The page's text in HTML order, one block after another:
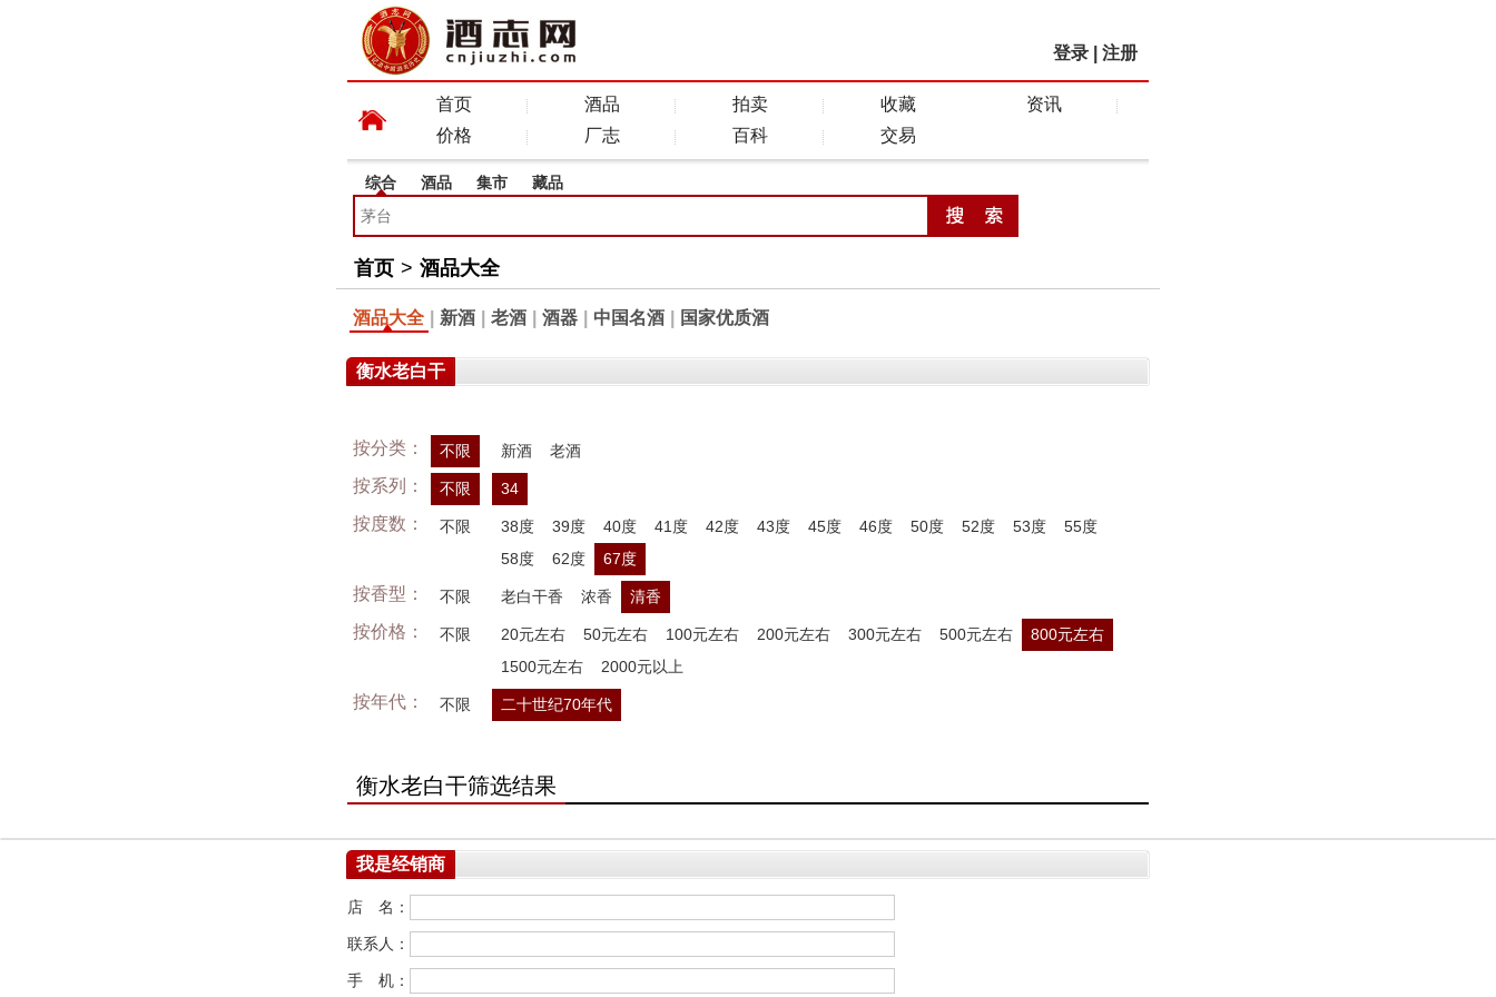
登录 注册
首页 酒品 拍卖 收藏
资讯
价格
厂志 百科 交易
综合 酒品 集市 藏品
首页 > 酒品大全
酒品大全 新酒 老酒 酒器 中国名酒 国家优质酒
衡水老白干
按分类： 不限 新酒 老酒
按系列： 不限 34
按度数： 不限 38度 39度 40度 41度 42度 43度 45度 46度 50度 52度 53度
55度
58度
62度 67度
按香型： 不限 老白干香 浓香 清香
按价格： 不限 20元左右 50元左右 100元左右 200元左右 300元左右 500元左右
800元左右
1500元左右
2000元以上
按年代： 不限 二十世纪70年代
衡水老白干筛选结果
我是经销商
店 名：
联系人：
手 机：